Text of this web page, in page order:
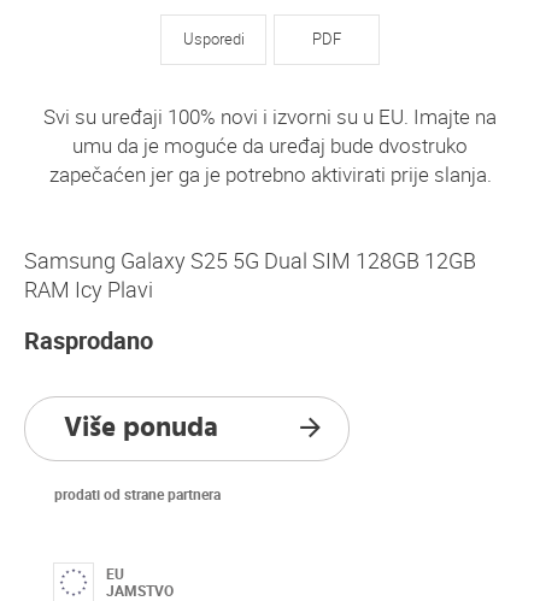
Usporedi PDF
Svi su uređaji 100% novi i izvorni su u EU. Imajte na
umu da je moguće da uređaj bude dvostruko
zapečaćen jer ga je potrebno aktivirati prije slanja.
Samsung Galaxy S25 5G Dual SIM 128GB 12GB
RAM Icy Plavi
Rasprodano
Više ponuda
prodati od strane partnera
EU
JAMSTVO